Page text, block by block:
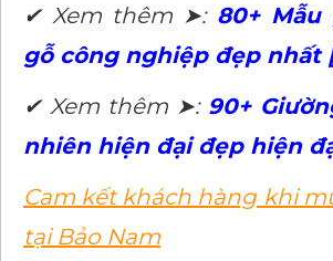
✔ Xem thêm ➤: 80+
gỗ công nghiệp đẹp nhất
✔ Xem thêm ➤: 90+
nhiên hiện đại đẹp hiện
Cam kết khách hàng khi
tại Bảo Nam